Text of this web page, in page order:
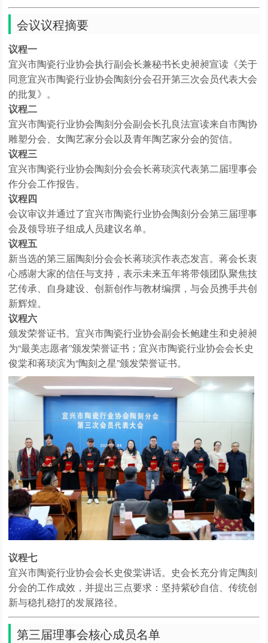
会议议程摘要
议程一
宜兴市陶瓷行业协会执行副会长兼秘书长史昶昶宣读《关于
同意宜兴市陶瓷行业协会陶刻分会召开第三次会员代表大会
的批复》。
议程二
宜兴市陶瓷行业协会陶刻分会副会长孔良法宣读来自市陶协
雕塑分会、女陶艺家分会以及青年陶艺家分会的贺信。
议程三
宜兴市陶瓷行业协会陶刻分会会长蒋琰滨代表第二届理事会
作分会工作报告。
议程四
会议审议并通过了宜兴市陶瓷行业协会陶刻分会第三届理事
会及领导班子组成人员建议名单。
议程五
新当选的第三届陶刻分会会长蒋琰滨作表态发言。蒋会长衷
心感谢大家的信任与支持，表示未来五年将带领团队聚焦技
艺传承、自身建设、创新创作与教材编撰，与会员携手共创
新辉煌。
议程六
颁发荣誉证书。宜兴市陶瓷行业协会副会长鲍建生和史昶昶
为“最美志愿者”颁发荣誉证书；宜兴市陶瓷行业协会会长史
俊棠和蒋琰滨为“陶刻之星”颁发荣誉证书。
议程七
宜兴市陶瓷行业协会会长史俊棠讲话。史会长充分肯定陶刻
分会的工作成效，并提出三点要求：坚持紫砂自信、传统创
新与稳扎稳打的发展路径。
第三届理事会核心成员名单